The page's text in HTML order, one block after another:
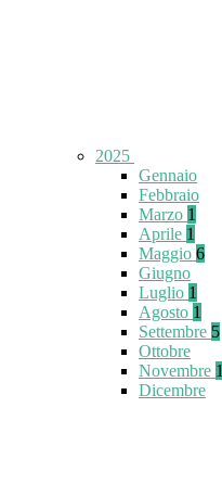
2025
Gennaio
Febbraio
Marzo 1
Aprile 1
Maggio 6
Giugno
Luglio 1
Agosto 1
Settembre 5
Ottobre
Novembre 1
Dicembre